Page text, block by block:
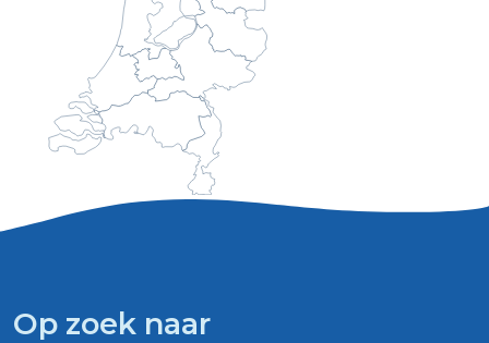
Op zoek naar